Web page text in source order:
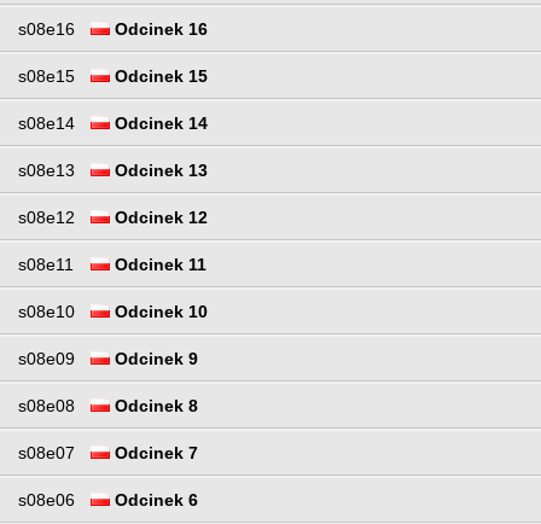
s08e16 Odcinek 16
s08e15 Odcinek 15
s08e14 Odcinek 14
s08e13 Odcinek 13
s08e12 Odcinek 12
s08e11 Odcinek 11
s08e10 Odcinek 10
s08e09 Odcinek 9
s08e08 Odcinek 8
s08e07 Odcinek 7
s08e06 Odcinek 6